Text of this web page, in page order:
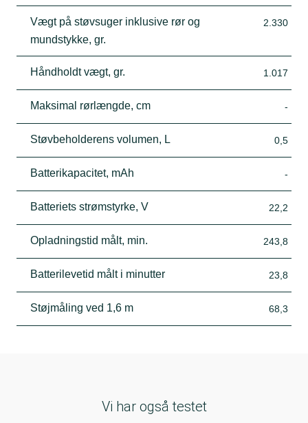
Vægt på støvsuger inklusive rør og
mundstykke, gr.
2.330
Håndholdt vægt, gr. 1.017
Maksimal rørlængde, cm -
Støvbeholderens volumen, L 0,5
Batterikapacitet, mAh -
Batteriets strømstyrke, V 22,2
Opladningstid målt, min. 243,8
Batterilevetid målt i minutter 23,8
Støjmåling ved 1,6 m 68,3
Vi har også testet